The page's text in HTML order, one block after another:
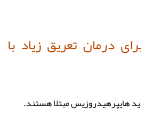
درمان تعریق زیاد با
هایپرهیدروزیس مبتلا هستند.